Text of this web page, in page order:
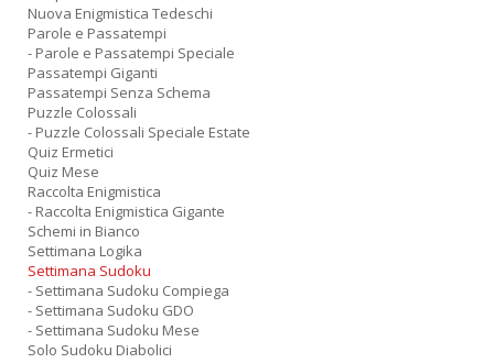
Nuova Enigmistica Tedeschi
Parole e Passatempi
- Parole e Passatempi Speciale
Passatempi Giganti
Passatempi Senza Schema
Puzzle Colossali
- Puzzle Colossali Speciale Estate
Quiz Ermetici
Quiz Mese
Raccolta Enigmistica
- Raccolta Enigmistica Gigante
Schemi in Bianco
Settimana Logika
Settimana Sudoku
- Settimana Sudoku Compiega
- Settimana Sudoku GDO
- Settimana Sudoku Mese
Solo Sudoku Diabolici